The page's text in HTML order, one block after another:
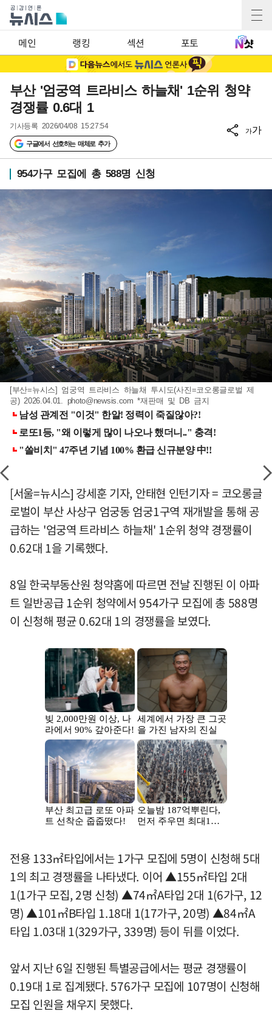
메인 랭킹 섹션 포토
부산 '엄궁역 트라비스 하늘채' 1순위 청약
경쟁률 0.6대 1
기사등록 2026/04/08 15:27:54
구글에서 선호하는 매체로 추가
가가
954가구 모집에 총 588명 신청
[부산=뉴시스] 엄궁역 트라비스 하늘채 투시도(사진=코오롱글로벌 제
공) 2026.04.01. photo@newsis.com *재판매 및 DB 금지
[서울=뉴시스] 강세훈 기자, 안태현 인턴기자 = 코오롱글
로벌이 부산 사상구 엄궁동 엄궁1구역 재개발을 통해 공
급하는 '엄궁역 트라비스 하늘채' 1순위 청약 경쟁률이
0.62대 1을 기록했다.
8일 한국부동산원 청약홈에 따르면 전날 진행된 이 아파
트 일반공급 1순위 청약에서 954가구 모집에 총 588명
이 신청해 평균 0.62대 1의 경쟁률을 보였다.
전용 133㎡타입에서는 1가구 모집에 5명이 신청해 5대
1의 최고 경쟁률을 나타냈다. 이어 ▲155㎡타입 2대
1(1가구 모집, 2명 신청) ▲74㎡A타입 2대 1(6가구, 12
명) ▲101㎡B타입 1.18대 1(17가구, 20명) ▲84㎡A
타입 1.03대 1(329가구, 339명) 등이 뒤를 이었다.
앞서 지난 6일 진행된 특별공급에서는 평균 경쟁률이
0.19대 1로 집계됐다. 576가구 모집에 107명이 신청해
모집 인원을 채우지 못했다.